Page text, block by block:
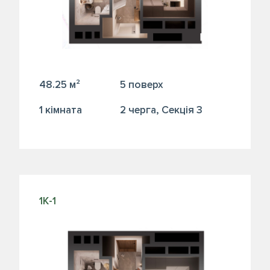
48.25 м² 5 поверх
1 кiмната 2 черга, Секція 3
1К-1